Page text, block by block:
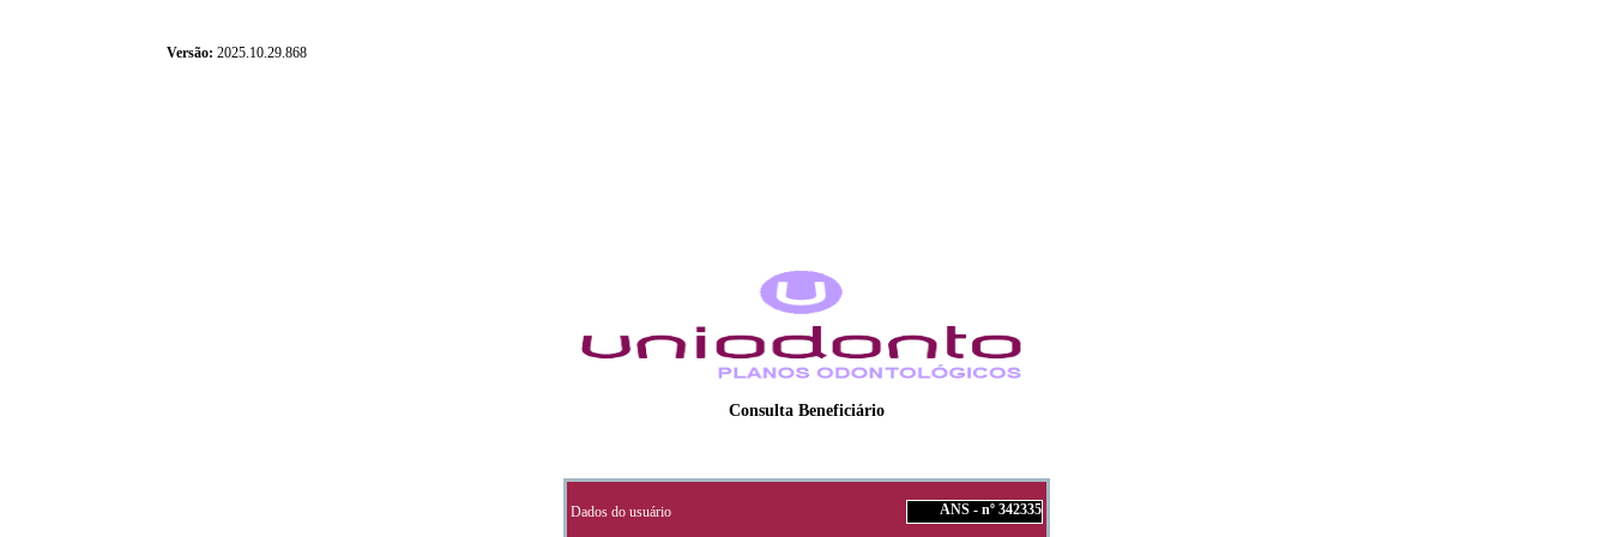
Versão: 2025.10.29.868
Consulta Beneficiário
Dados do usuário ANS - nº 342335